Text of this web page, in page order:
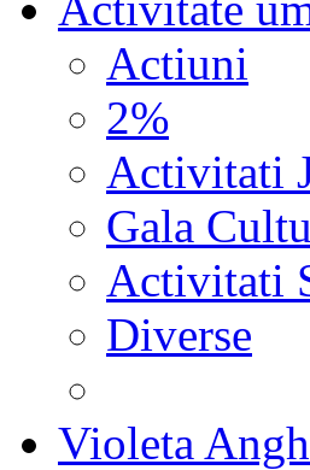
Actiuni
2%
Activitati
Gala
Activitati
Diverse
Violeta